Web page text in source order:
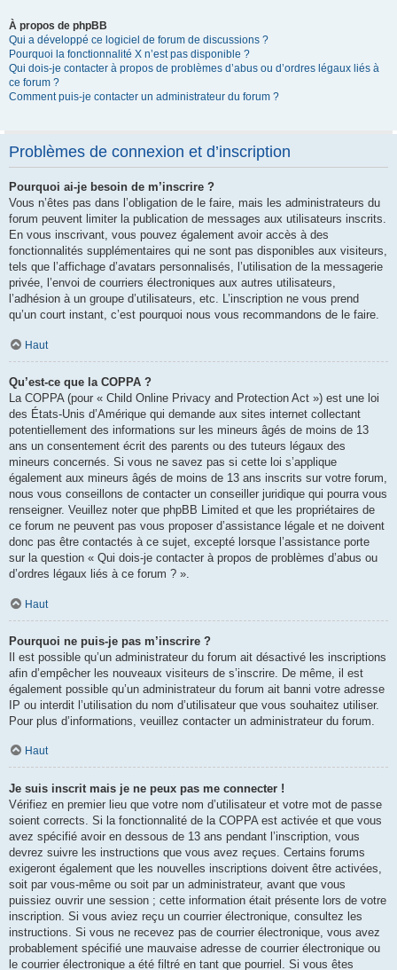
À propos de phpBB
Qui a développé ce logiciel de forum de discussions ?
Pourquoi la fonctionnalité X n’est pas disponible ?
Qui dois-je contacter à propos de problèmes d’abus ou d’ordres légaux liés à
ce forum ?
Comment puis-je contacter un administrateur du forum ?
Problèmes de connexion et d’inscription
Pourquoi ai-je besoin de m’inscrire ?
Vous n’êtes pas dans l’obligation de le faire, mais les administrateurs du
forum peuvent limiter la publication de messages aux utilisateurs inscrits.
En vous inscrivant, vous pouvez également avoir accès à des
fonctionnalités supplémentaires qui ne sont pas disponibles aux visiteurs,
tels que l’affichage d’avatars personnalisés, l’utilisation de la messagerie
privée, l’envoi de courriers électroniques aux autres utilisateurs,
l’adhésion à un groupe d’utilisateurs, etc. L’inscription ne vous prend
qu’un court instant, c’est pourquoi nous vous recommandons de le faire.
Haut
Qu’est-ce que la COPPA ?
La COPPA (pour « Child Online Privacy and Protection Act ») est une loi
des États-Unis d’Amérique qui demande aux sites internet collectant
potentiellement des informations sur les mineurs âgés de moins de 13
ans un consentement écrit des parents ou des tuteurs légaux des
mineurs concernés. Si vous ne savez pas si cette loi s’applique
également aux mineurs âgés de moins de 13 ans inscrits sur votre forum,
nous vous conseillons de contacter un conseiller juridique qui pourra vous
renseigner. Veuillez noter que phpBB Limited et que les propriétaires de
ce forum ne peuvent pas vous proposer d’assistance légale et ne doivent
donc pas être contactés à ce sujet, excepté lorsque l’assistance porte
sur la question « Qui dois-je contacter à propos de problèmes d’abus ou
d’ordres légaux liés à ce forum ? ».
Haut
Pourquoi ne puis-je pas m’inscrire ?
Il est possible qu’un administrateur du forum ait désactivé les inscriptions
afin d’empêcher les nouveaux visiteurs de s’inscrire. De même, il est
également possible qu’un administrateur du forum ait banni votre adresse
IP ou interdit l’utilisation du nom d’utilisateur que vous souhaitez utiliser.
Pour plus d’informations, veuillez contacter un administrateur du forum.
Haut
Je suis inscrit mais je ne peux pas me connecter !
Vérifiez en premier lieu que votre nom d’utilisateur et votre mot de passe
soient corrects. Si la fonctionnalité de la COPPA est activée et que vous
avez spécifié avoir en dessous de 13 ans pendant l’inscription, vous
devrez suivre les instructions que vous avez reçues. Certains forums
exigeront également que les nouvelles inscriptions doivent être activées,
soit par vous-même ou soit par un administrateur, avant que vous
puissiez ouvrir une session ; cette information était présente lors de votre
inscription. Si vous aviez reçu un courrier électronique, consultez les
instructions. Si vous ne recevez pas de courrier électronique, vous avez
probablement spécifié une mauvaise adresse de courrier électronique ou
le courrier électronique a été filtré en tant que pourriel. Si vous êtes